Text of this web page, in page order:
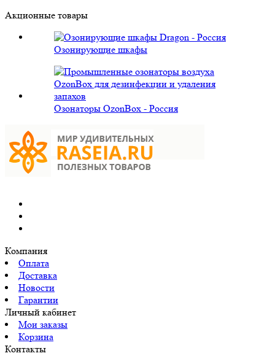
Акционные товары
Озонирующие шкафы
Озонаторы OzonBox - Россия
Компания
Оплата
Доставка
Новости
Гарантии
Личный кабинет
Мои заказы
Корзина
Контакты